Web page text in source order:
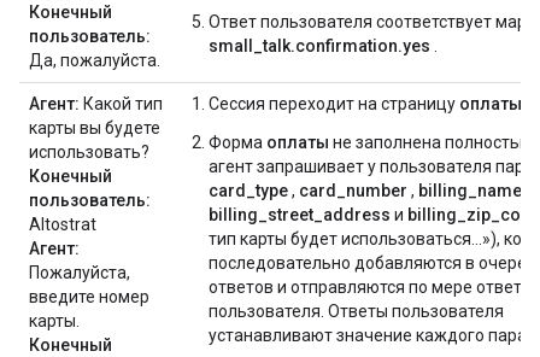
Конечный
пользователь:
Да, пожалуйста.
Ответ пользователя соответствует
small_talk.confirmation.yes
Агент: Какой тип
карты вы будете
использовать?
Конечный
пользователь:
Altostrat
Агент:
Пожалуйста,
введите номер
карты.
Конечный
Сессия переходит на страницу оплаты
Форма оплаты не заполнена полностью,
агент запрашивает у пользователя
card_type, card_number , billing_name
billing_street_address и billing_zip_code
тип карты будет использоваться...»),
последовательно добавляются в
ответов и отправляются по мере ответа
пользователя. Ответы пользователя
устанавливают значение каждого